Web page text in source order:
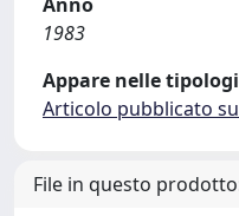
1983
Appare nelle
Articolo pubblicato
File in questo